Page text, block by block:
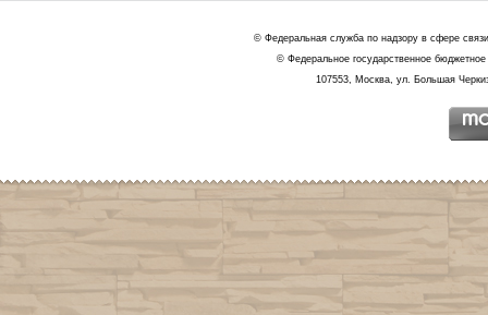
© Федеральная служба по надзору в сфере
© Федеральное государственное
107553, Москва, ул. Большая